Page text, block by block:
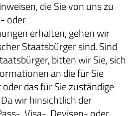
die Sie von uns zu
oder
erhalten, gehen wir
Staatsbürger sind. Sind
bitten wir Sie, sich
an die für Sie
das für Sie zuständige
wir hinsichtlich der